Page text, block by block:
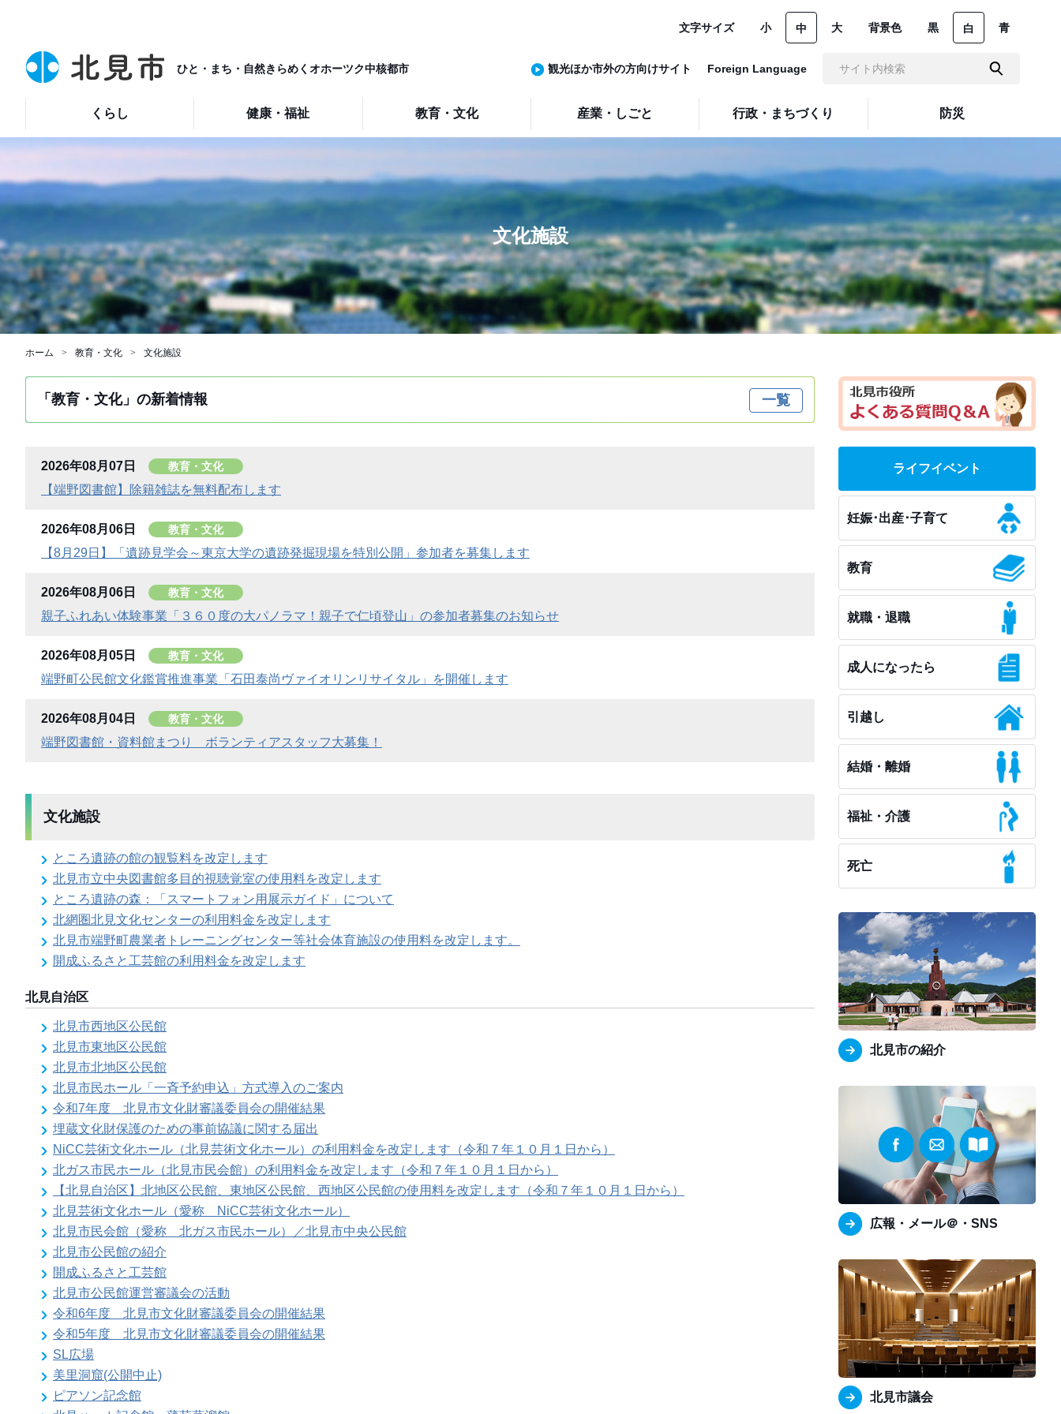
ひと・まち・自然きらめくオホーツク中核都市
くらし 健康・福祉 教育・文化 産業・しごと 行政・まちづくり 防災
文字サイズ 小 中 大 背景色 黒 白 青
観光ほか市外の方向けサイト Foreign Language
文化施設
ホーム 教育・文化 文化施設
「教育・文化」の新着情報 一覧
2026年08月07日 教育・文化
【端野図書館】除籍雑誌を無料配布します
2026年08月06日 教育・文化
【8月29日】「遺跡見学会～東京大学の遺跡発掘現場を特別公開」参加者を募集します
2026年08月06日 教育・文化
親子ふれあい体験事業「３６０度の大パノラマ！親子で仁頃登山」の参加者募集のお知らせ
2026年08月05日 教育・文化
端野町公民館文化鑑賞推進事業「石田泰尚ヴァイオリンリサイタル」を開催します
2026年08月04日 教育・文化
端野図書館・資料館まつり ボランティアスタッフ大募集！
文化施設
ところ遺跡の館の観覧料を改定します
北見市立中央図書館多目的視聴覚室の使用料を改定します
ところ遺跡の森：「スマートフォン用展示ガイド」について
北網圏北見文化センターの利用料金を改定します
北見市端野町農業者トレーニングセンター等社会体育施設の使用料を改定します。
開成ふるさと工芸館の利用料金を改定します
北見自治区
北見市西地区公民館
北見市東地区公民館
北見市北地区公民館
北見市民ホール「一斉予約申込」方式導入のご案内
令和7年度 北見市文化財審議委員会の開催結果
埋蔵文化財保護のための事前協議に関する届出
NiCC芸術文化ホール（北見芸術文化ホール）の利用料金を改定します（令和７年１０月１日から）
北ガス市民ホール（北見市民会館）の利用料金を改定します（令和７年１０月１日から）
【北見自治区】北地区公民館、東地区公民館、西地区公民館の使用料を改定します（令和７年１０月１日から）
北見芸術文化ホール（愛称 NiCC芸術文化ホール）
北見市民会館（愛称 北ガス市民ホール）／北見市中央公民館
北見市公民館の紹介
開成ふるさと工芸館
北見市公民館運営審議会の活動
令和6年度 北見市文化財審議委員会の開催結果
令和5年度 北見市文化財審議委員会の開催結果
SL広場
美里洞窟(公開中止)
ピアソン記念館
ライフイベント
妊娠･出産･子育て
教育
就職・退職
成人になったら
引越し
結婚・離婚
福祉・介護
死亡
北見市の紹介
広報・メール＠・SNS
北見市議会